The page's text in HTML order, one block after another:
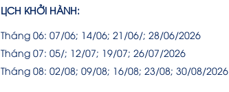
LỊCH KHỞI HÀNH:
Tháng 06: 07/06; 14/06; 21/06/; 28/06/2026
Tháng 07: 05/; 12/07; 19/07; 26/07/2026
Tháng 08: 02/08; 09/08; 16/08; 23/08; 30/08/2026